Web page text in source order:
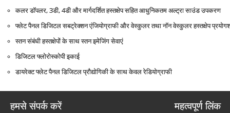
कलर डॉपलर, 3डी, 4डी और मार्गदर्शित हस्‍तक्षेप सहित आधुनिकतम अल्‍ट्रा साउंड उपकरण
फ्लेट पैनल डिजिटल सबट्रेक्‍शन एंजियोग्राफी और वेस्‍कुलर तथा नॉन वेस्‍कुलर हस्‍तक्षेप
स्‍तन संबंधी हस्‍तक्षेपों के साथ स्‍तन इमेजिंग सेवाएं
डिजिटल फ्लोरोस्‍कोपी इकाई
डायरेक्‍ट फ्लेट पैनल डिजिटल प्रौद्योगिकी के साथ केवल रेडियोग्राफी
हमसे संपर्क करें महत्वपूर्ण लिंक